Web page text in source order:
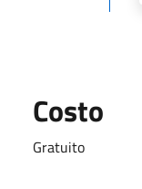
Costo
Gratuito